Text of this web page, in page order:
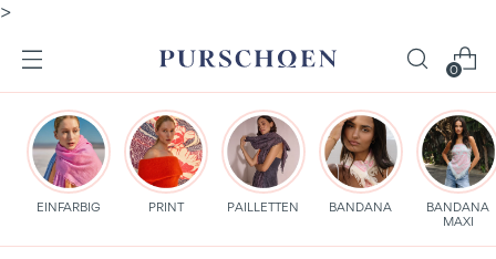
>
0
EINFARBIG PRINT PAILLETTEN BANDANA
BANDANA
MAXI